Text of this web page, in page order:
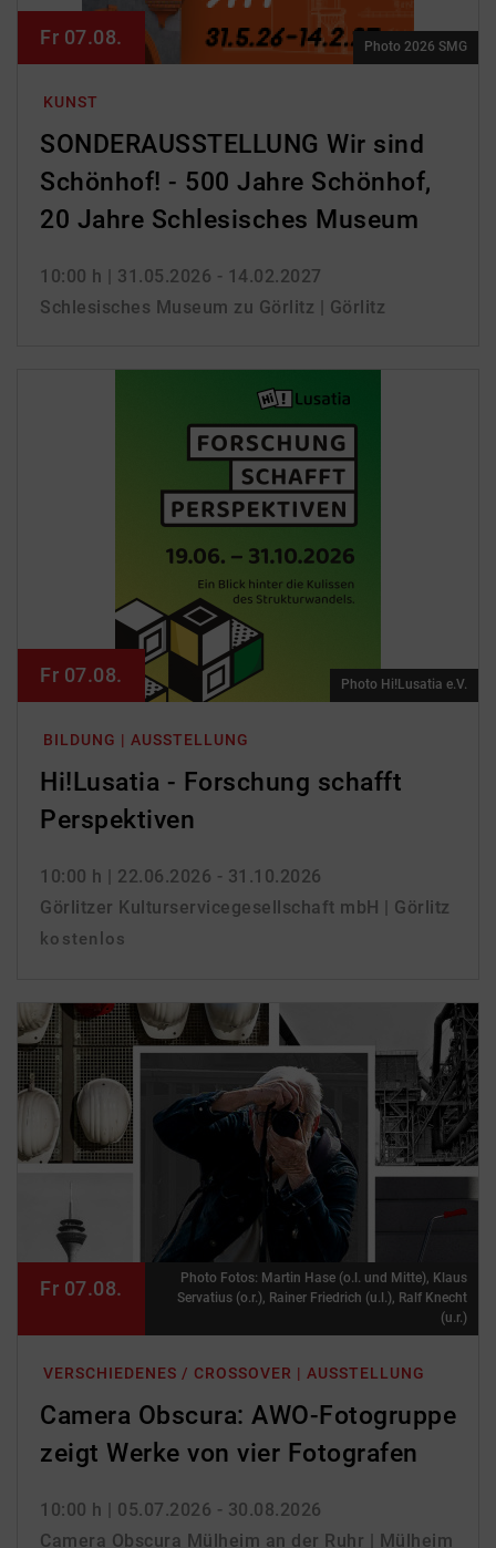
KUNST
SONDERAUSSTELLUNG Wir sind
Schönhof! - 500 Jahre Schönhof,
20 Jahre Schlesisches Museum
10:00 h | 31.05.2026 - 14.02.2027
Schlesisches Museum zu Görlitz | Görlitz
Fr 07.08. Photo 2026 SMG
BILDUNG | AUSSTELLUNG
Hi!Lusatia - Forschung schafft
Perspektiven
10:00 h | 22.06.2026 - 31.10.2026
Görlitzer Kulturservicegesellschaft mbH | Görlitz
kostenlos
Fr 07.08. Photo Hi!Lusatia e.V.
VERSCHIEDENES / CROSSOVER | AUSSTELLUNG
Camera Obscura: AWO-Fotogruppe
zeigt Werke von vier Fotografen
10:00 h | 05.07.2026 - 30.08.2026
Camera Obscura Mülheim an der Ruhr | Mülheim
Fr 07.08.
Photo Fotos: Martin Hase (o.l. und Mitte), Klaus
Servatius (o.r.), Rainer Friedrich (u.l.), Ralf Knecht
(u.r.)